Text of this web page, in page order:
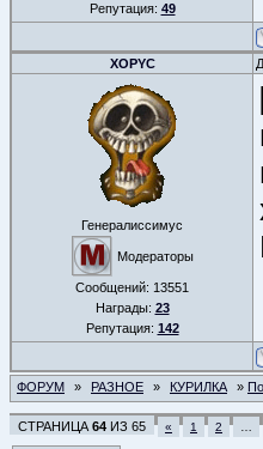
Репутация: 49
XOPYC
Генералиссимус
Модераторы
Сообщений: 13551
Награды: 23
Репутация: 142
ФОРУМ » РАЗНОЕ » КУРИЛКА »
СТРАНИЦА 64 ИЗ 65 « 1 2